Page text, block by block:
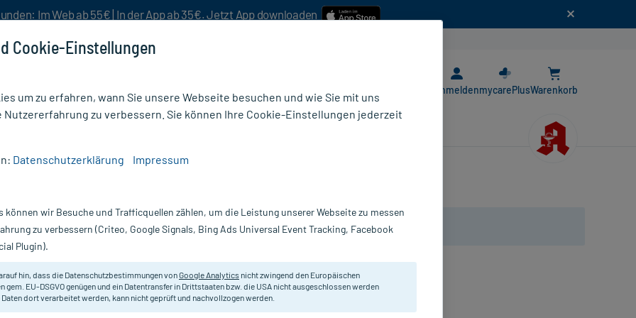
Im Web ab 55€ | In der App ab 35€. Jetzt App downloaden
AnmeldenmycarePlusWarenkorb
Nur für kurze Zeit:Gratis-Versand* ab 19€ Mindestbestellwert!
D 6
Homöopathisches Arzneimittel.
Darreichung:
Tabletten
Cookie-Einstellungen
um zu erfahren, wann Sie unsere Webseite besuchen und wie Sie mit uns
Nutzererfahrung zu verbessern. Sie können Ihre Cookie-Einstellungen jederzeit
Datenschutzerklärung Impressum
können wir Besuche und Trafficquellen zählen, um die Leistung unserer Webseite zu messen
zu verbessern (Criteo, Google Signals, Bing Ads Universal Event Tracking, Facebook
Plugin).
hin, dass die Datenschutzbestimmungen vonGoogle Analytics nicht zwingend den Europäischen
gem. EU-DSGVO genügen und ein Datentransfer in Drittstaaten bzw. die USA nicht ausgeschlossen werden
Daten dort verarbeitet werden, kann nicht geprüft und nachvollzogen werden.